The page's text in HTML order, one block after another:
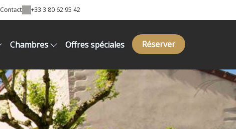
Contact +33 3 80 62 95 42
Chambres Offres spéciales Réserver